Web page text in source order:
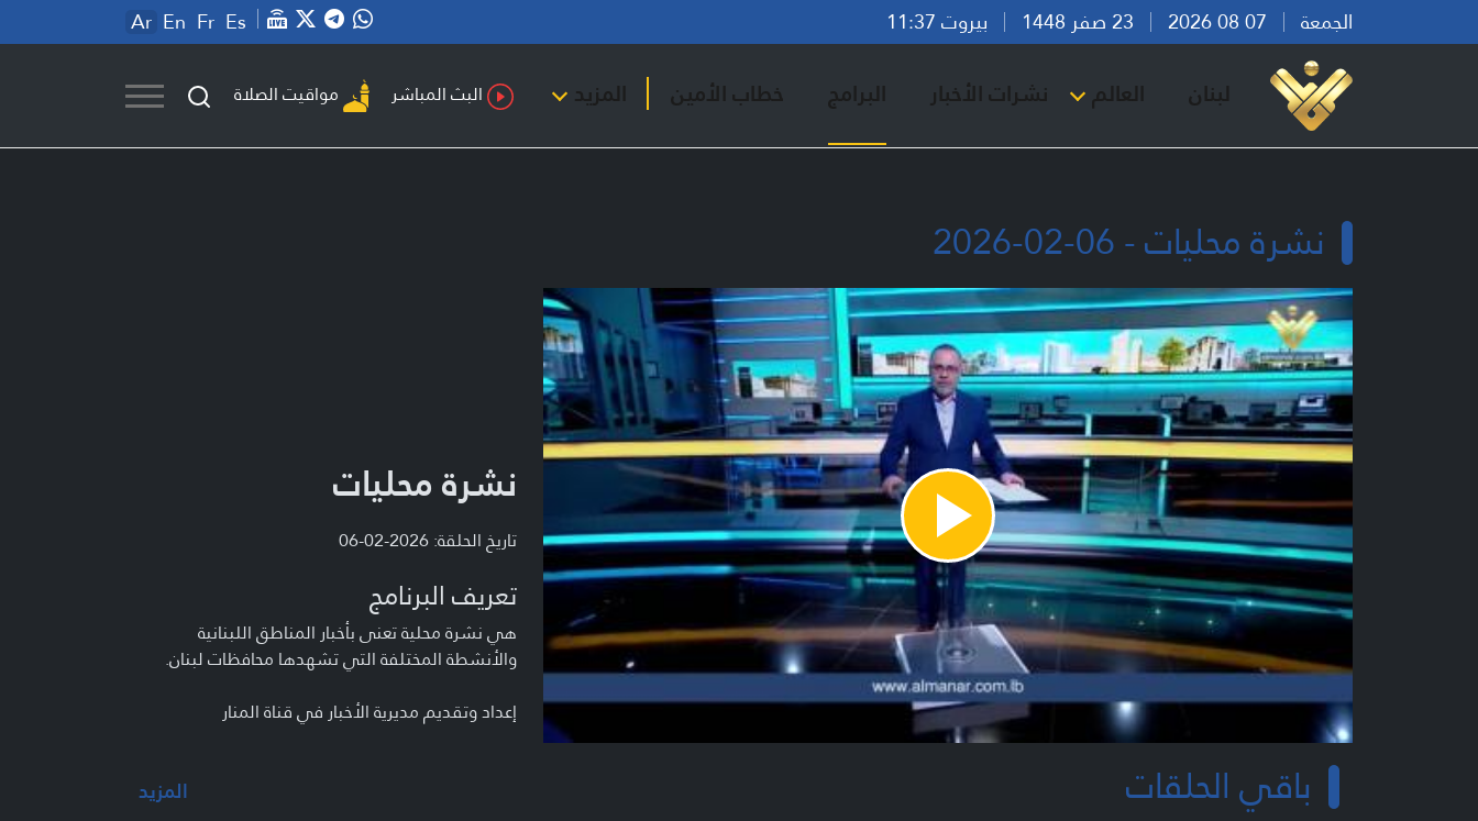
الجمعة بيروت 11:37 Ar En Fr Es
لبنان العالم نشرات الأخبار البرامج خطاب الأمين المزيد البث المباشر مواقيت الصلاة
نشرة محليات - 06-02-2026
Play
Video
نشرة محليات
تاريخ الحلقة: 2026-02-06
تعريف البرنامج
هي نشرة محلية تعنى بأخبار المناطق اللبنانية
والأنشطة المختلفة التي تشهدها محافظات لبنان.
إعداد وتقديم مديرية الأخبار في قناة المنار
باقي الحلقات المزيد